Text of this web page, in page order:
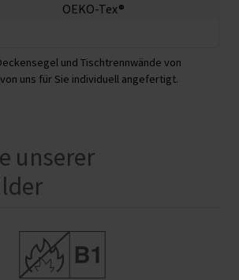
OEKO-Tex®
und Tischtrennwände von
uns für Sie individuell angefertigt.
unserer